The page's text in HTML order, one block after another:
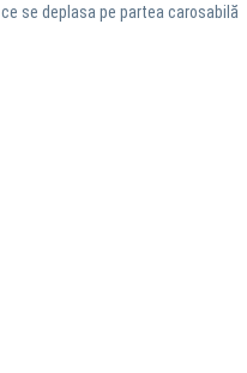
se deplasa pe partea carosabilă